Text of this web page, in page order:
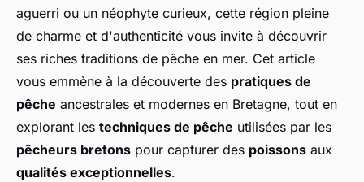
aguerri ou un néophyte curieux, cette région pleine
de charme et d'authenticité vous invite à découvrir
ses riches traditions de pêche en mer. Cet article
vous emmène à la découverte des pratiques de
pêche ancestrales et modernes en Bretagne, tout en
explorant les techniques de pêche utilisées par les
pêcheurs bretons pour capturer des poissons aux
qualités exceptionnelles.